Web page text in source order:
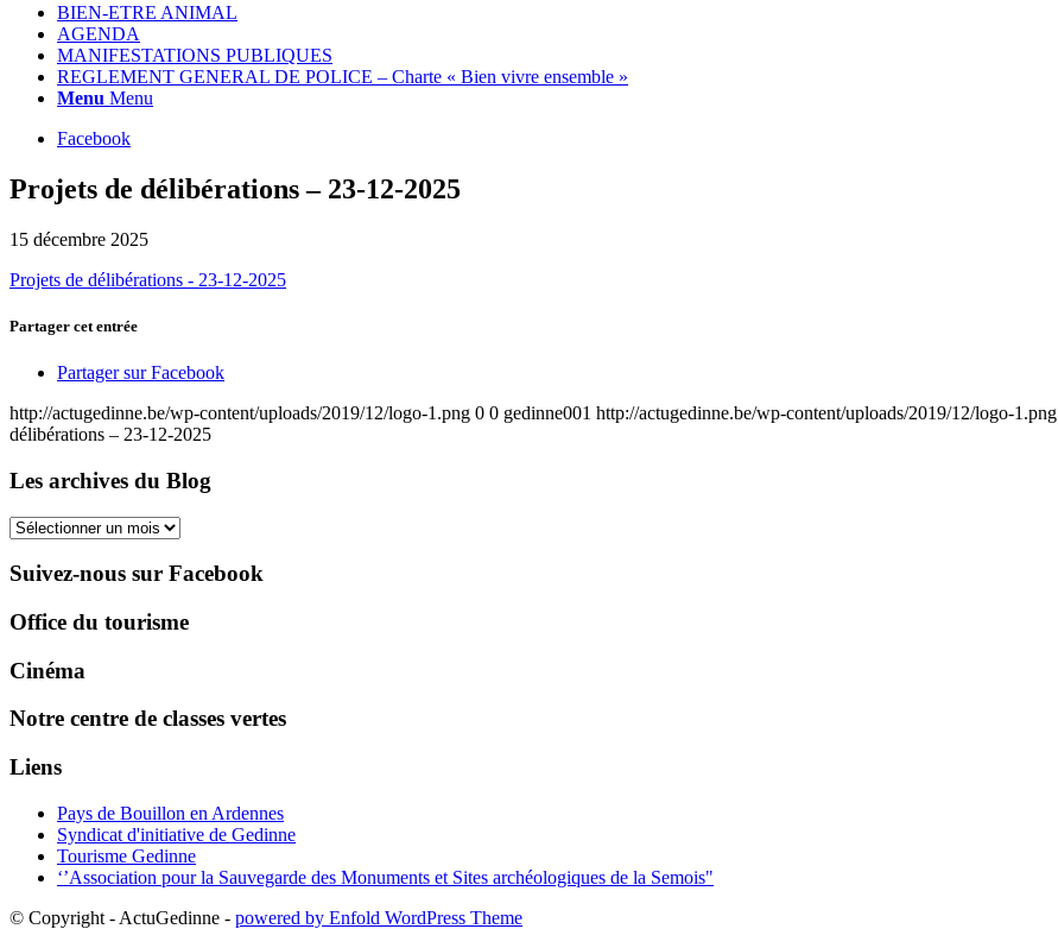
BIEN-ETRE ANIMAL
AGENDA
MANIFESTATIONS PUBLIQUES
REGLEMENT GENERAL DE POLICE – Charte « Bien vivre ensemble »
Menu Menu
Facebook
Projets de délibérations – 23-12-2025
15 décembre 2025
Projets de délibérations - 23-12-2025
Partager cet entrée
Partager sur Facebook
http://actugedinne.be/wp-content/uploads/2019/12/logo-1.png 0 0 gedinne001 http://actugedinne.be/wp-content/uploads/2019/12/logo-1.png
délibérations – 23-12-2025
Les archives du Blog
Les
du
Suivez-nous sur Facebook
Office du tourisme
Cinéma
Notre centre de classes vertes
Liens
Pays de Bouillon en Ardennes
Syndicat d'initiative de Gedinne
Tourisme Gedinne
‘’Association pour la Sauvegarde des Monuments et Sites archéologiques de la Semois"
© Copyright - ActuGedinne - powered by Enfold WordPress Theme